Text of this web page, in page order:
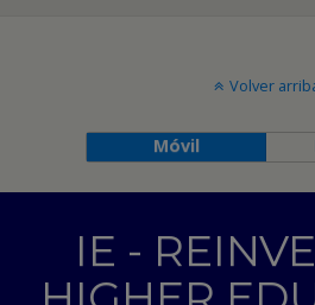
Volver
Móvil
IE -